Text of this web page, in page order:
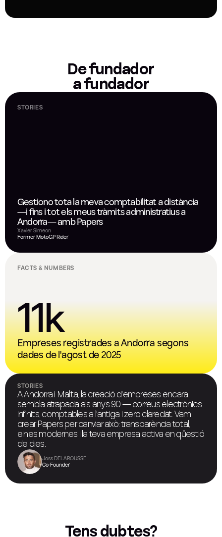
De fundador
a fundador
FACTS & NUMBERS
11k
Empreses registrades a Andorra segons
dades de l'agost de 2025
STORIES
A Andorra i Malta, la creació d'empreses encara
sembla atrapada als anys 90 — correus electrònics
infinits, comptables a l'antiga i zero claredat. Vam
crear Papers per canviar això: transparència total,
eines modernes i la teva empresa activa en qüestió
de dies.
Joss DELAROUSSE
Co-Founder
Gestiono tota la meva comptabilitat a distància
—i fins i tot els meus tràmits administratius a
Andorra— amb Papers
Xavier Simeon
Former MotoGP Rider
STORIES
Tens dubtes?